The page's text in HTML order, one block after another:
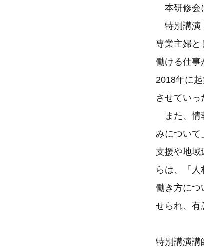
本研修会
特別講演
専業主婦と
働ける仕事
2018年に
させていっ
また、情
みについて
支援や地域
らは、「
働き方につ
せられ、有
特別講演講